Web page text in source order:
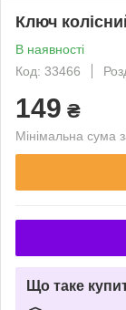
Ключ
В наявності
Код: 33466
149 ₴
Мінімальна сума
Що таке